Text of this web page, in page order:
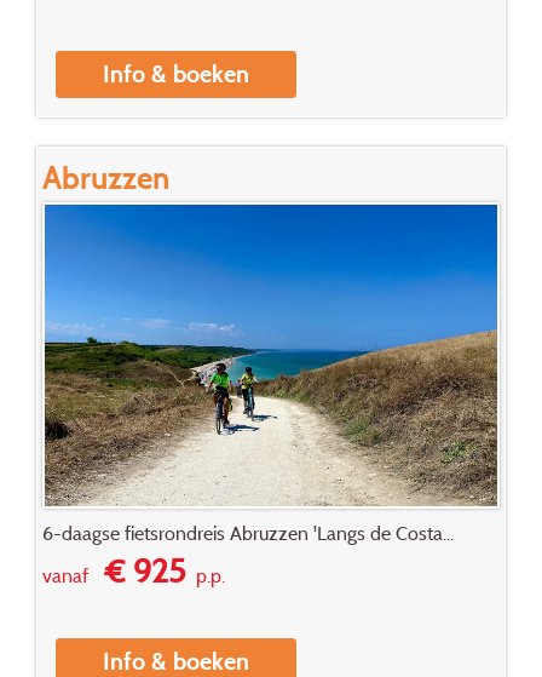
Info & boeken
Abruzzen
6-daagse fietsrondreis Abruzzen 'Langs de Costa...
vanaf€ 925p.p.
Info & boeken